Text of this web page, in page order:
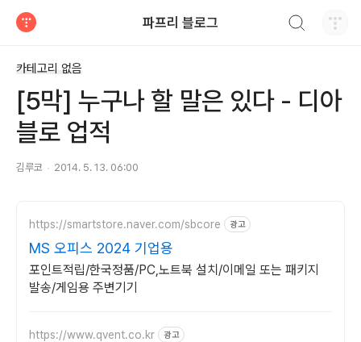
파프리 블로그
카테고리 없음
[5막] 누구나 할 말은 있다 - 디아
블로 업적
김루코 2014. 5. 13. 06:00
https://smartstore.naver.com/sbcore 광고
MS 오피스 2024 기업용
포인트적립/한국정품/PC,노트북 설치/이메일 또는 패키지
발송/게임용 주변기기
https://www.qvent.co.kr 광고